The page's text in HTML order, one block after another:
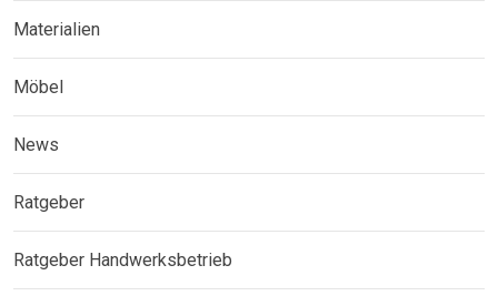
Materialien
Möbel
News
Ratgeber
Ratgeber Handwerksbetrieb